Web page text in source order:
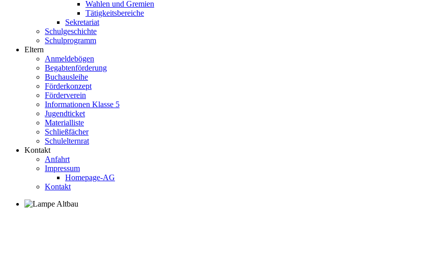
Wahlen und Gremien
Tätigkeitsbereiche
Sekretariat
Schulgeschichte
Schulprogramm
Eltern
Anmeldebögen
Begabtenförderung
Buchausleihe
Förderkonzept
Förderverein
Informationen Klasse 5
Jugendticket
Materialliste
Schließfächer
Schulelternrat
Kontakt
Anfahrt
Impressum
Homepage-AG
Kontakt